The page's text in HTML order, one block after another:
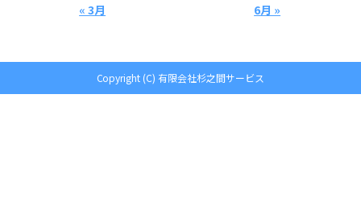
« 3月 6月 »
Copyright (C) 有限会社杉之間サービス